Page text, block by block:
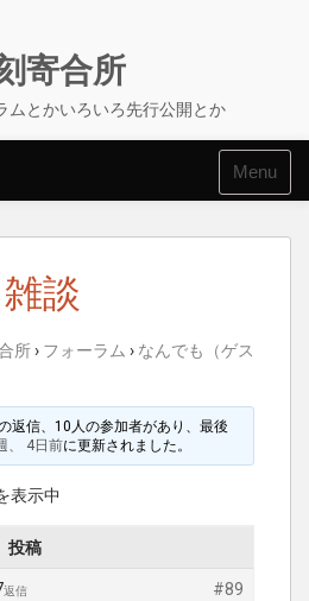
寄合所
ムとかいろいろ先行公開とか
Menu
雑談
所› フォーラム › なんでも（ゲス
返信、10人の参加者があり、最後
、 4日前に更新されました。
表示中
投稿
#89
返信